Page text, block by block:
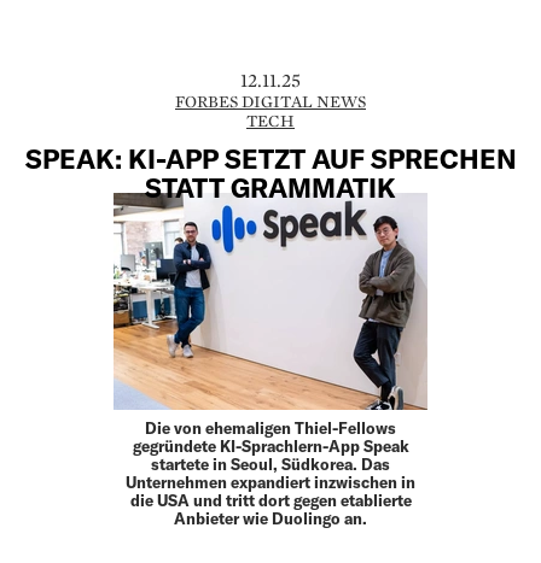
12.11.25
FORBES DIGITAL NEWS
TECH
SPEAK: KI-APP SETZT AUF SPRECHEN
STATT GRAMMATIK
Die von ehemaligen Thiel-Fellows
gegründete KI-Sprachlern-App Speak
startete in Seoul, Südkorea. Das
Unternehmen expandiert inzwischen in
die USA und tritt dort gegen etablierte
Anbieter wie Duolingo an.